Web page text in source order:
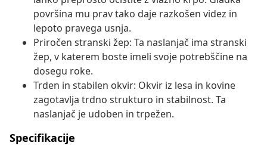
površina mu prav tako daje razkošen videz in
lepoto pravega usnja.
Priročen stranski žep: Ta naslanjač ima stranski
žep, v katerem boste imeli svoje potrebščine na
dosegu roke.
Trden in stabilen okvir: Okvir iz lesa in kovine
zagotavlja trdno strukturo in stabilnost. Ta
naslanjač je udoben in trpežen.
Specifikacije